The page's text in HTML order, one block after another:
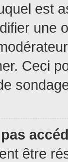
est
une
Ceci
être